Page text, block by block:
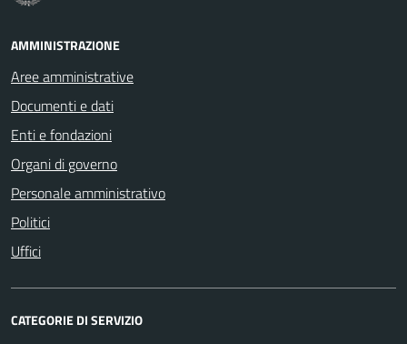
AMMINISTRAZIONE
Aree amministrative
Documenti e dati
Enti e fondazioni
Organi di governo
Personale amministrativo
Politici
Uffici
CATEGORIE DI SERVIZIO